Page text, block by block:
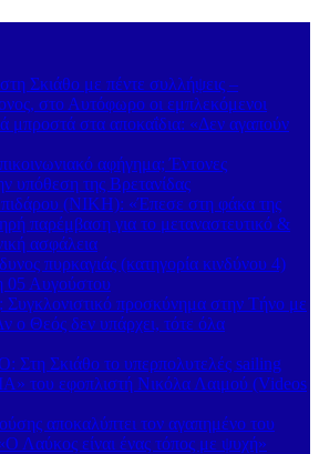
Σκιάθο με πέντε συλλήψεις –
στο Αυτόφωρο οι εμπλεκόμενοι
μπροστά στα αποκαΐδια: «Δεν αγαπούν
αφήγημα; Έντονες
υπόθεση της Βρετανίδας
(ΝΙΚΗ): «Έπεσε στη φάκα της
παρέμβαση για το μεταναστευτικό &
ασφάλεια
πυρκαγιάς (κατηγορία κινδύνου 4)
05 Αυγούστου
προσκύνημα στην Τήνο με
ο Θεός δεν υπάρχει, τότε όλα
Σκιάθο το υπερπολυτελές sailing
του εφοπλιστή Νικόλα Λαιμού (Videos
αποκαλύπτει τον αγαπημένο του
Λαύκος είναι ένας τόπος με ψυχή»